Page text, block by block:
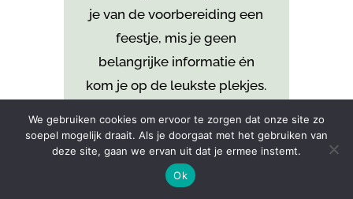
je van de voorbereiding een
feestje, mis je geen
belangrijke informatie én
kom jeop de leukste plekjes.
KOOP HIER JE REISGIDS
CHINA
We gebruiken cookies om ervoor te zorgen dat onze site zo
soepel mogelijk draait. Als je doorgaat met het gebruiken van
deze site, gaan we ervan uit dat je ermee instemt.
Ok